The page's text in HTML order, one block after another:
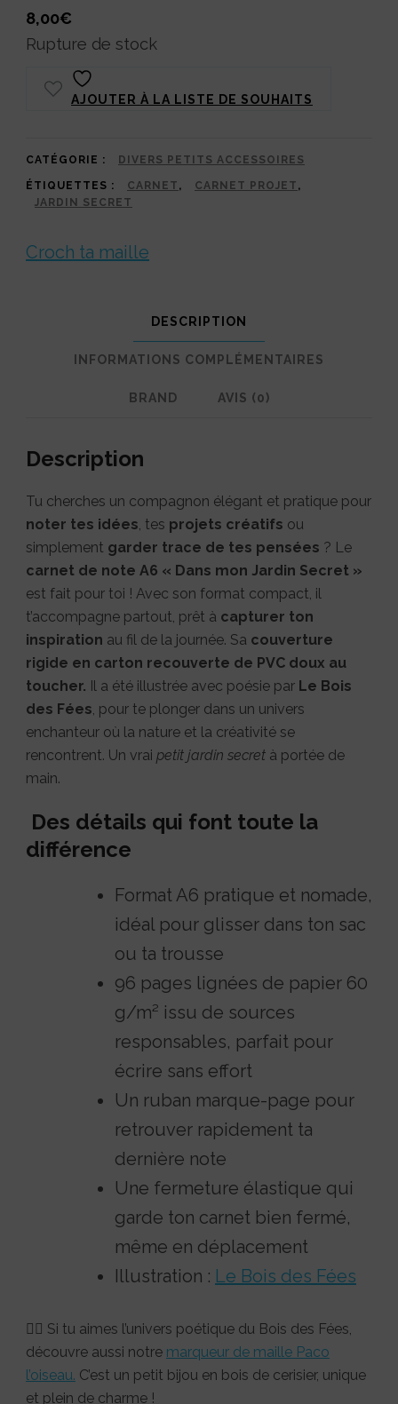
8,00€
Rupture de stock
AJOUTER À LA LISTE DE SOUHAITS
CATÉGORIE : DIVERS PETITS ACCESSOIRES
ÉTIQUETTES : CARNET , CARNET PROJET ,
JARDIN SECRET
Croch ta maille
DESCRIPTION
INFORMATIONS COMPLÉMENTAIRES
BRAND AVIS (0)
Description
Tu cherches un compagnon élégant et pratique pour
noter tes idées, tes projets créatifs ou
simplement garder trace de tes pensées ? Le
carnet de note A6 « Dans mon Jardin Secret »
est fait pour toi ! Avec son format compact, il
t’accompagne partout, prêt à capturer ton
inspiration au fil de la journée. Sa couverture
rigide en carton recouverte de PVC doux au
toucher. Il a été illustrée avec poésie par Le Bois
des Fées, pour te plonger dans un univers
enchanteur où la nature et la créativité se
rencontrent. Un vrai petit jardin secret à portée de
main.
Des détails qui font toute la
différence
Format A6 pratique et nomade,
idéal pour glisser dans ton sac
ou ta trousse
96 pages lignées de papier 60
g/m² issu de sources
responsables, parfait pour
écrire sans effort
Un ruban marque-page pour
retrouver rapidement ta
dernière note
Une fermeture élastique qui
garde ton carnet bien fermé,
même en déplacement
Illustration : Le Bois des Fées
🧚‍♀️ Si tu aimes l’univers poétique du Bois des Fées,
découvre aussi notre marqueur de maille Paco
l’oiseau. C’est un petit bijou en bois de cerisier, unique
et plein de charme !